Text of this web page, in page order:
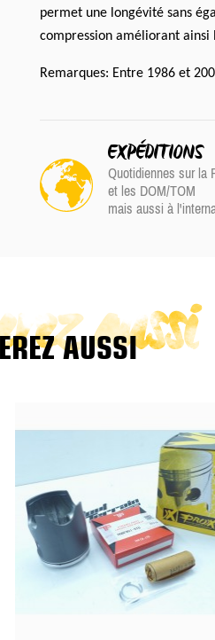
permet une longévité sans
compression améliorant ainsi
Remarques: Entre 1986 et
EXPÉDITIONS
Quotidiennes sur la
et les DOM/TOM
mais aussi à
AUSSI
aussi